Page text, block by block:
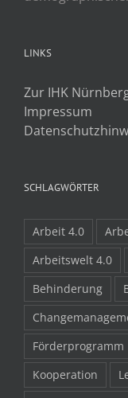
LINKS
Zur IHK
Impressum
SCHLAGWÖRTER
Arbeit 4.0
Arbeitswelt 4.0
Behinderung
Förderprogramm
Kooperation